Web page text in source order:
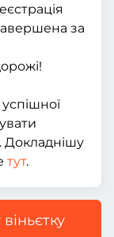
за
Докладнішу
тут.